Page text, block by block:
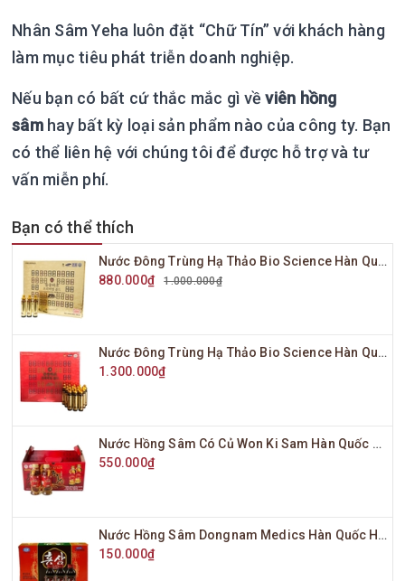
Nhân Sâm Yeha luôn đặt “Chữ Tín” với khách hàng
làm mục tiêu phát triễn doanh nghiệp.
Nếu bạn có bất cứ thắc mắc gì về viên hồng
sâmhay bất kỳ loại sản phẩm nào của công ty. Bạn
có thể liên hệ với chúng tôi để được hỗ trợ và tư
vấn miễn phí.
Bạn có thể thích
Nước Đông Trùng Hạ Thảo Bio Science Hàn Quốc Hộp Vàng 20 Ống x 20ml
880.000₫
1.000.000₫
Nước Đông Trùng Hạ Thảo Bio Science Hàn Quốc Hộp Đỏ 20 Ống x 20ml
1.300.000₫
Nước Hồng Sâm Có Củ Won Ki Sam Hàn Quốc Hộp 10 Chai x 120ml
550.000₫
Nước Hồng Sâm Dongnam Medics Hàn Quốc Hộp 10 Chai x 100ml
150.000₫